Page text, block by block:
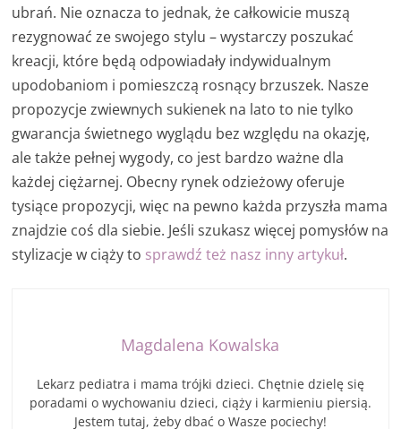
ubrań. Nie oznacza to jednak, że całkowicie muszą
rezygnować ze swojego stylu – wystarczy poszukać
kreacji, które będą odpowiadały indywidualnym
upodobaniom i pomieszczą rosnący brzuszek. Nasze
propozycje zwiewnych sukienek na lato to nie tylko
gwarancja świetnego wyglądu bez względu na okazję,
ale także pełnej wygody, co jest bardzo ważne dla
każdej ciężarnej. Obecny rynek odzieżowy oferuje
tysiące propozycji, więc na pewno każda przyszła mama
znajdzie coś dla siebie. Jeśli szukasz więcej pomysłów na
stylizacje w ciąży to sprawdź też nasz inny artykuł.
Magdalena Kowalska
Lekarz pediatra i mama trójki dzieci. Chętnie dzielę się
poradami o wychowaniu dzieci, ciąży i karmieniu piersią.
Jestem tutaj, żeby dbać o Wasze pociechy!